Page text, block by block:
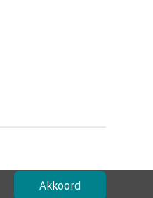
Akkoord
Toegankelijkheid